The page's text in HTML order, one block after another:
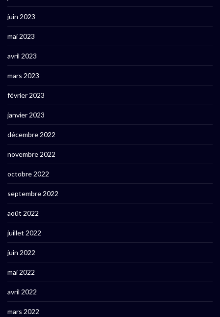
juin 2023
mai 2023
avril 2023
mars 2023
février 2023
janvier 2023
décembre 2022
novembre 2022
octobre 2022
septembre 2022
août 2022
juillet 2022
juin 2022
mai 2022
avril 2022
mars 2022